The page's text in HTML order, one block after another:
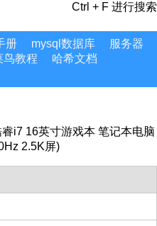
Ctrl + F 进行搜索
册 mysql数据库
服务器
鸟教程
哈希文档
i7 16英寸游戏本 笔记本电脑
2.5K屏)